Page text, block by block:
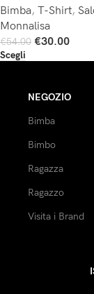
Bimba, T-Shirt,
Monnalisa
€54.00 €30.00
Scegli
NEGOZIO
Bimba
Bimbo
Ragazza
Ragazzo
Visita i Brand